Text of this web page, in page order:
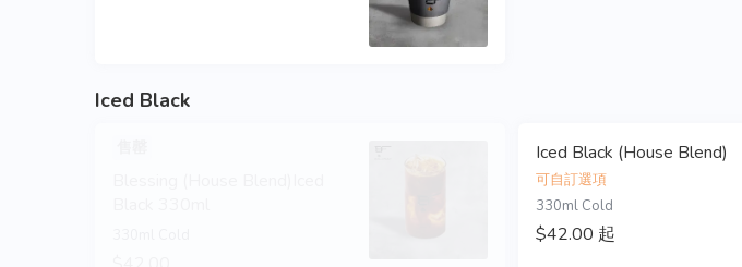
Iced Black
Iced Black (House Blend)
可自訂選項
330ml Cold
$42.00 起